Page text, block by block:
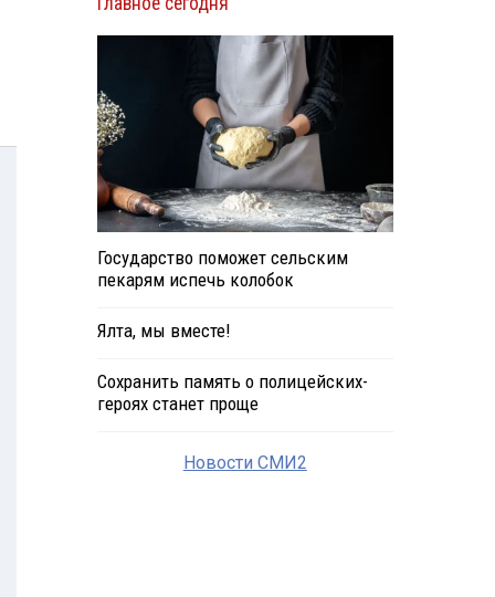
Государство поможет сельским
пекарям испечь колобок
Ялта, мы вместе!
Сохранить память о полицейских-
героях станет проще
Новости СМИ2